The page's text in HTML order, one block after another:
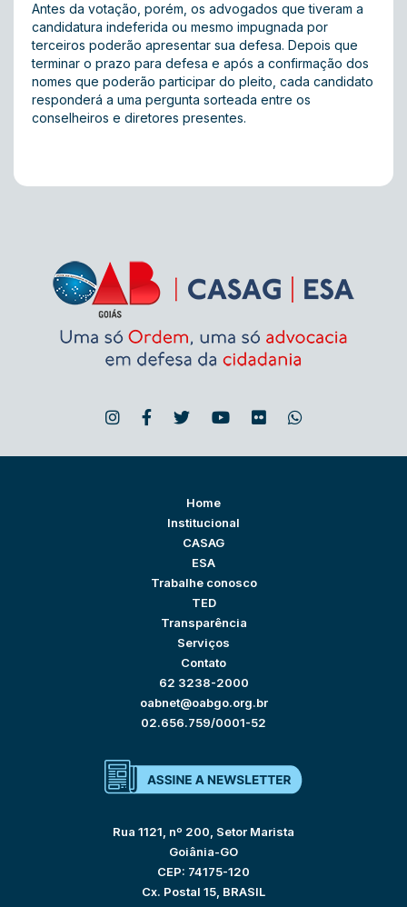
Antes da votação, porém, os advogados que tiveram a
candidatura indeferida ou mesmo impugnada por
terceiros poderão apresentar sua defesa. Depois que
terminar o prazo para defesa e após a confirmação dos
nomes que poderão participar do pleito, cada candidato
responderá a uma pergunta sorteada entre os
conselheiros e diretores presentes.
Home
Institucional
CASAG
ESA
Trabalhe conosco
TED
Transparência
Serviços
Contato
62 3238-2000
oabnet@oabgo.org.br
02.656.759/0001-52
Rua 1121, nº 200, Setor Marista
Goiânia-GO
CEP: 74175-120
Cx. Postal 15, BRASIL